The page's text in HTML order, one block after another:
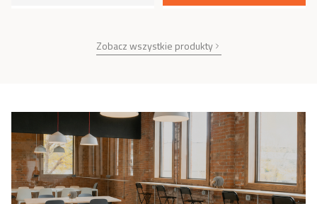
Zobacz wszystkie produkty